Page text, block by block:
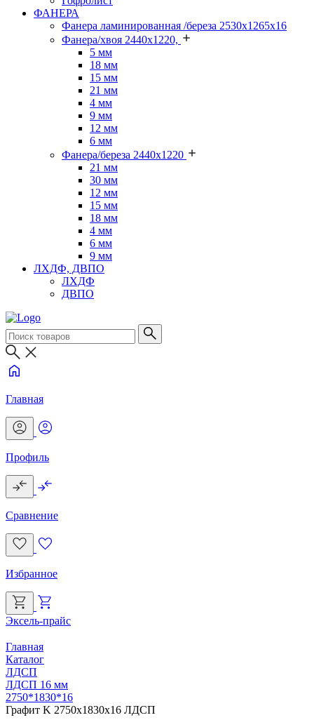
ФАНЕРА
Фанера ламинированная /береза 2530х1265х16
Фанера/хвоя 2440х1220,
5 мм
18 мм
15 мм
21 мм
4 мм
9 мм
12 мм
6 мм
Фанера/береза 2440х1220
21 мм
30 мм
12 мм
15 мм
18 мм
4 мм
6 мм
9 мм
ЛХДФ, ДВПО
ЛХДФ
ДВПО
Главная
Профиль
Сравнение
Избранное
Эксель-прайс
Главная
Каталог
ЛДСП
ЛДСП 16 мм
2750*1830*16
Графит K 2750х1830х16 ЛДСП